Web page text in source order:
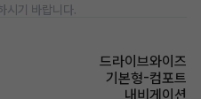
시기 바랍니다.
드라이브와이즈
기본형-컴포트
내비게이션